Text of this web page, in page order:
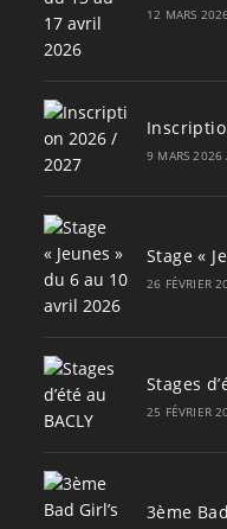
12 MARS 2026
9 MARS 2026
Stage «
26 FÉVRIER
Stages
25 FÉVRIER
3ème